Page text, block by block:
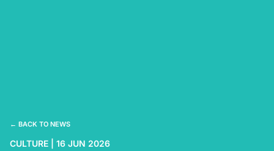
← BACK TO NEWS
CULTURE | 16 JUN 2026